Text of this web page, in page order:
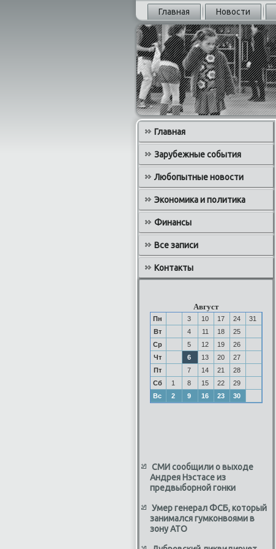
Главная Новости
Главная
Зарубежные события
Любопытные новости
Экономика и политика
Финансы
Все записи
Контакты
Август
Пн 3 10 17 24
31
Вт
4 11 18
25
Ср
5 12 19
26
Чт
6 13 20
27
Пт
7 14 21
28
Сб
1 8 15 22
29
Вс
2 9 16 23 30
СМИ сообщили о выходе
Андрея Нэстасе из
предвыборной гонки
Умер генерал ФСБ, который
занимался гумконвоями в
зону АТО